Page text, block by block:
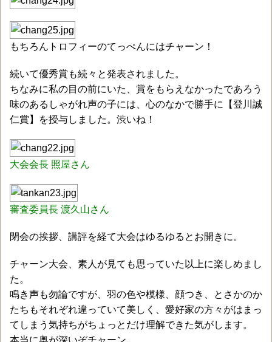
もちろんトロフィーのてっぺんにはチャーン！
続いて優秀賞も続々と発表されました。
ちなみに私の目の前にいた、賞をもらえなかったであろう
味のあるしゃがれ声の子には、心のなかで勝手に【登川誠
仁賞】を授与しました。渋いね！
大会会長 照屋さん
審査委員長 渡久山さん
閉会の挨拶、講評を経て大会はゆるゆるとお開きに。
チャーン大会、素人が見ても思っていた以上に楽しめまし
た。
鳴き声も勿論ですが、羽の色や模様、顔つき、とさかのか
たちもそれぞれ違っていて美しく、愛好家の方々がはまっ
てしまう気持ちがちょっとだけ理解できた気がします。
本当に奥が深いぞチャーン。